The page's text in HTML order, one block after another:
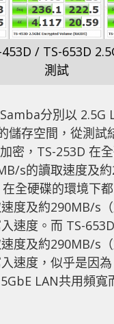
/ TS-653D
測試
分別以 2.5G
儲存空間，從測試
密，TS-253D 在
s的讀取速度及
全硬碟的環境下
度及約290MB/s
速度。而 TS-
度及約290MB/s
速度，似乎是因
LAN共用頻寬